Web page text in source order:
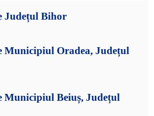
Județul Bihor
Municipiul Oradea, Județul
Municipiul Beiuș, Județul